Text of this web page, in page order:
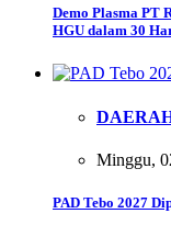
Demo Plasma PT
HGU dalam 30
Minggu,
PAD Tebo 2027